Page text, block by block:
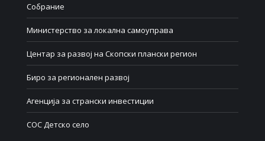
Собрание
Министерство за локална самоуправа
Центар за развој на Скопски плански регион
Биро за регионален развој
Агенција за странски инвестиции
СОС Детско село